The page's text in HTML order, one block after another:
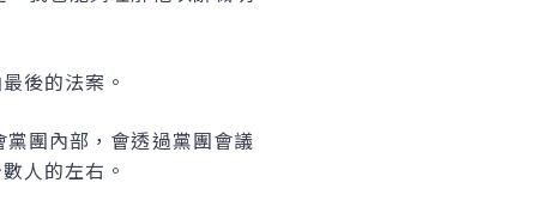
後的法案。
團內部，會透過黨團會議
人的左右。